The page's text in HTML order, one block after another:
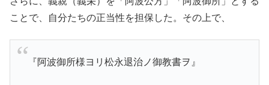
ことで、自分たちの正当性を担保した。その上で、
『阿波御所様ヨリ松永退治ノ御教書ヲ』